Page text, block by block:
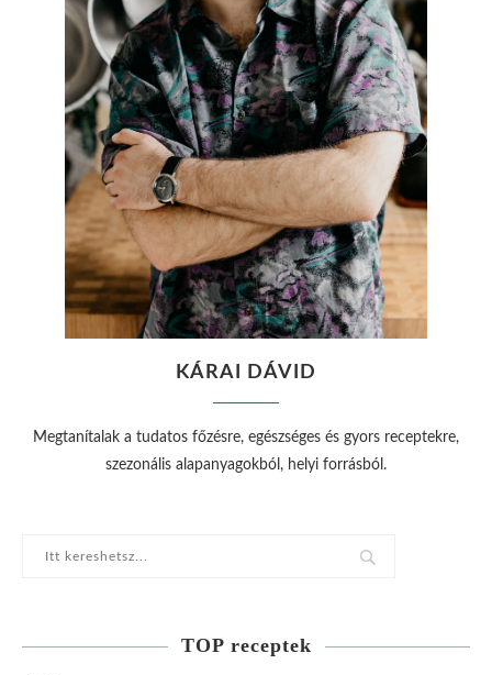
KÁRAI DÁVID
Megtanítalak a tudatos főzésre, egészséges és gyors receptekre,
szezonális alapanyagokból, helyi forrásból.
TOP receptek